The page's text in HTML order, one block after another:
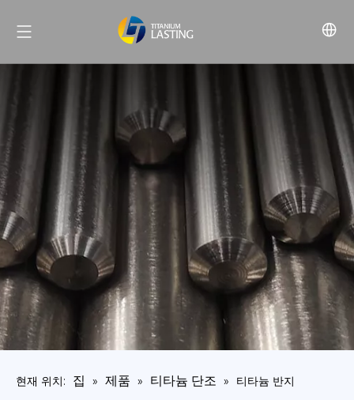
현재 위치: 집 » 제품 » 티타늄 단조 » 티타늄 반지